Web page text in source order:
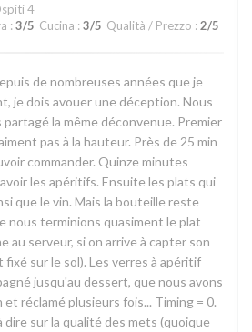
4
: 3/5 Cucina : 3/5 Qualità / Prezzo : 2/5
de nombreuses années que je
je dois avouer une déception. Nous
la même déconvenue. Premier
pas à la hauteur. Près de 25 min
commander. Quinze minutes
les apéritifs. Ensuite les plats qui
que le vin. Mais la bouteille reste
nous terminions quasiment le plat
au serveur, si on arrive à capter son
sur le sol). Les verres à apéritif
jusqu'au dessert, que nous avons
réclamé plusieurs fois... Timing = 0.
sur la qualité des mets (quoique